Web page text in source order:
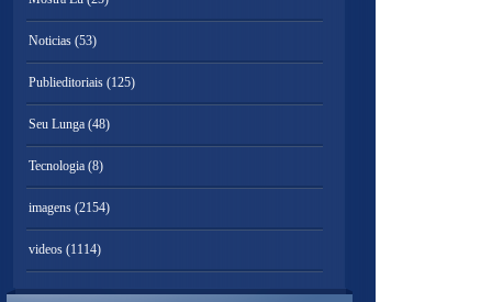
Noticias (53)
Publieditoriais (125)
Seu Lunga (48)
Tecnologia (8)
imagens (2154)
videos (1114)